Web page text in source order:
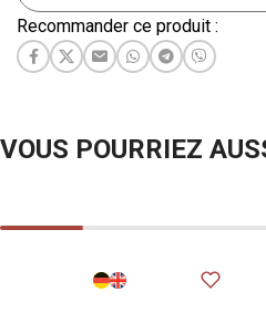
Recommander ce produit :
VOUS POURRIEZ